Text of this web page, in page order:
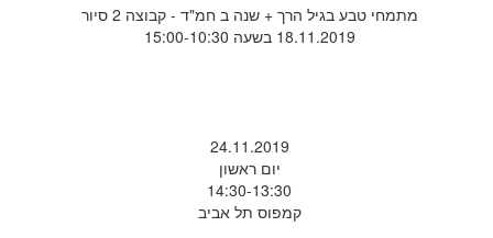
מתמחי טבע בגיל הרך + שנה ב חמ"ד - קבוצה 2 סיור
18.11.2019 בשעה 15:00-10:30
24.11.2019
יום ראשון
14:30-13:30
קמפוס תל אביב